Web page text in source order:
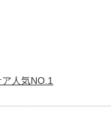
人気NO.1